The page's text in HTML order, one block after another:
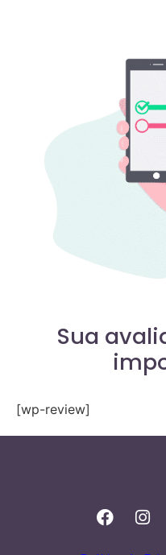
Sua
[wp-review]